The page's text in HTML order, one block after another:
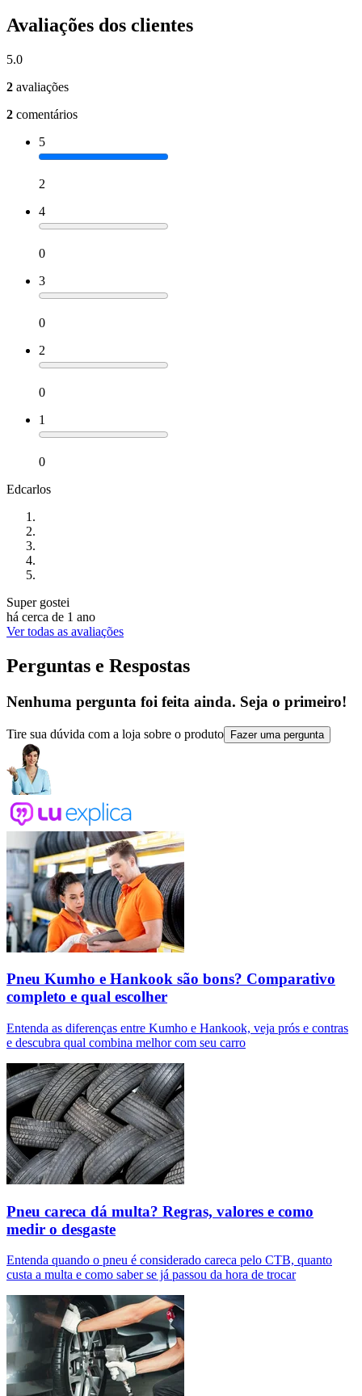
Avaliações dos clientes
5.0
2 avaliações
2 comentários
5
2
4
0
3
0
2
0
1
0
Edcarlos
Super gostei
há cerca de 1 ano
Ver todas as avaliações
Perguntas e Respostas
Nenhuma pergunta foi feita ainda. Seja o primeiro!
Tire sua dúvida com a loja sobre o produto Fazer uma pergunta
Pneu Kumho e Hankook são bons? Comparativo
completo e qual escolher
Entenda as diferenças entre Kumho e Hankook, veja prós e contras
e descubra qual combina melhor com seu carro
Pneu careca dá multa? Regras, valores e como
medir o desgaste
Entenda quando o pneu é considerado careca pelo CTB, quanto
custa a multa e como saber se já passou da hora de trocar